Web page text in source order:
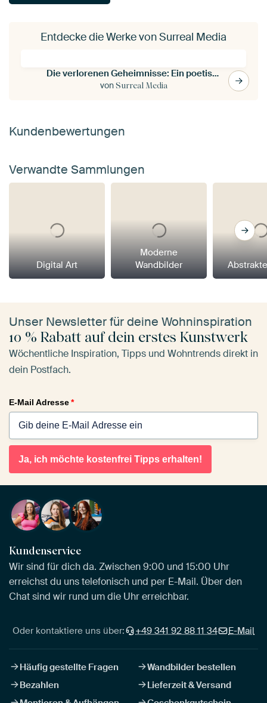
Entdecke die Werke von Surreal Media
Die verlorenen Geheimnisse: Ein poetisches, farbenfrohes Gemälde, inspiriert von einer Reise nach Af
vonSurreal Media
Kundenbewertungen
Verwandte Sammlungen
Digital Art
Moderne
Wandbilder
Unser Newsletter für deine Wohninspiration
10 % Rabatt auf dein erstes Kunstwerk
Wöchentliche Inspiration, Tipps und Wohntrends direkt in
dein Postfach.
E-Mail Adresse*
Ja, ich möchte kostenfrei Tipps erhalten!
Kundenservice
Wir sind für dich da. Zwischen 9:00 und 15:00 Uhr
erreichst du uns telefonisch und per E-Mail. Über den
Chat sind wir rund um die Uhr erreichbar.
Oder kontaktiere uns über: +49 341 92 88 11 34 E-Mail
Häufig gestellte Fragen
Wandbilder bestellen
Bezahlen
Lieferzeit & Versand